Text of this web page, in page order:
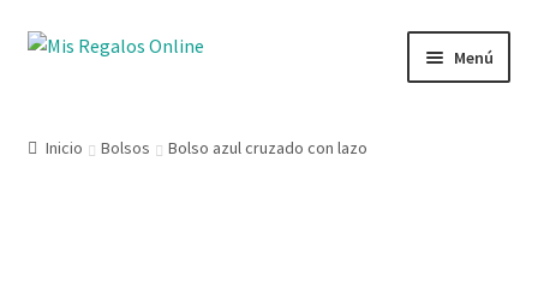
Menú
Inicio Bolsos Bolso azul cruzado con lazo